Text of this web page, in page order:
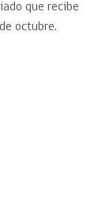
que recibe
octubre.